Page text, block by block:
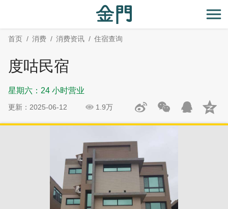
主
开
首页 消费 消费资讯 住宿查询
度咕民宿
星期六：24 小时营业
更新：2025-06-12 1.9万
社